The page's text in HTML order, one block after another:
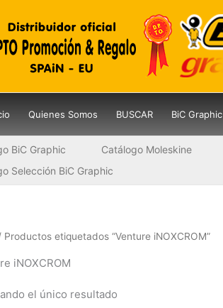
Quienes Somos BUSCAR BiC Graphic
BiC Graphic Catálogo Moleskine
Selección BiC Graphic
Productos etiquetados “Venture iNOXCROM”
iNOXCROM
el único resultado